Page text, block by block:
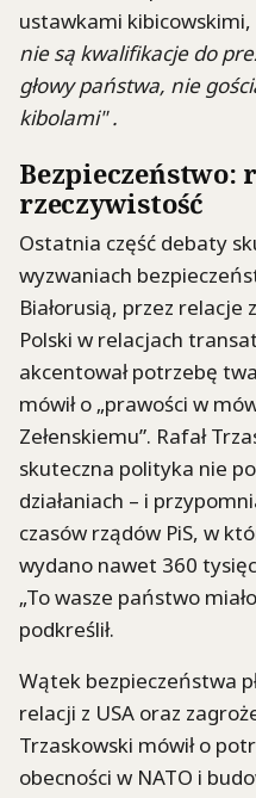
ustawkami kibicowskimi,
nie są kwalifikacje do
głowy państwa, nie
kibolami" .
Bezpieczeństwo:
rzeczywistość
Ostatnia część debaty
wyzwaniach
Białorusią, przez relacje
Polski w relacjach
akcentował potrzebę
mówił o „prawości w
Zełenskiemu”. Rafał
skuteczna polityka nie
działaniach – i
czasów rządów PiS, w
wydano nawet 360
„To wasze państwo
podkreślił.
Wątek bezpieczeństwa
relacji z USA oraz
Trzaskowski mówił o
obecności w NATO i